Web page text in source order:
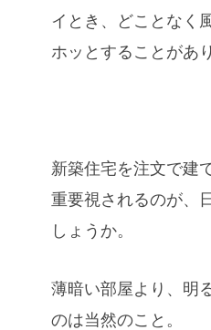
イとき、どことなく
ホッとすることがあ
新築住宅を注文で建
重要視されるのが、
しょうか。
薄暗い部屋より、明
のは当然のこと。